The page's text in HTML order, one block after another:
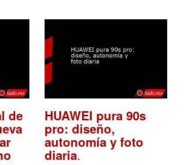
de HUAWEI pura 90s
pro: diseño,
autonomía y foto
diaria.